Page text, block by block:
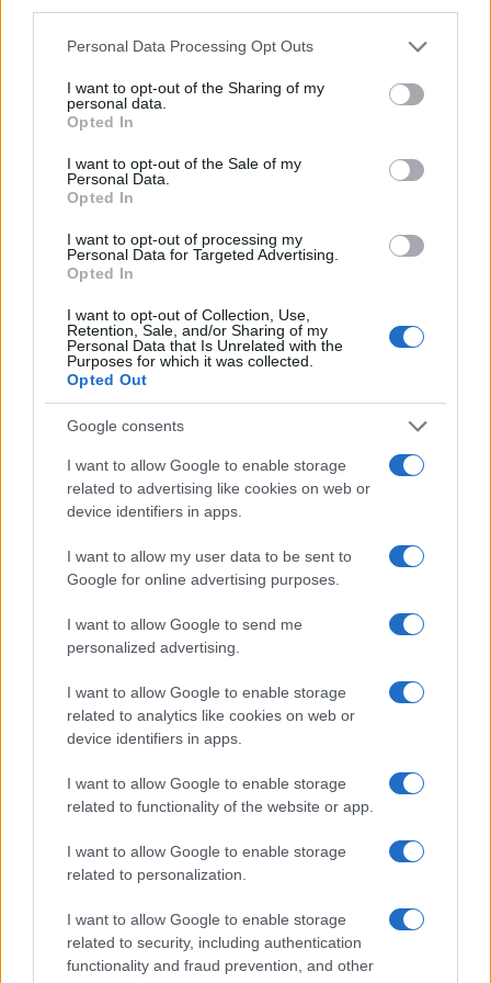
Please note that this website/app uses one or more Google
not limited to your visit or usage behaviour. You may click to
grant or deny consent to Google and its third-party tags to
use your data for below specified purposes in below Google
consent section.
Personal Data Processing Opt Outs
I want to opt-out of the Sharing of my
personal data.
Opted In
I want to opt-out of the Sale of my
Personal Data.
Opted In
I want to opt-out of processing my
Personal Data for Targeted Advertising.
Opted In
I want to opt-out of Collection, Use,
Retention, Sale, and/or Sharing of my
Personal Data that Is Unrelated with the
Purposes for which it was collected.
Opted Out
Google consents
I want to allow Google to enable storage
related to advertising like cookies on web or
device identifiers in apps.
I want to allow my user data to be sent to
Google for online advertising purposes.
I want to allow Google to send me
personalized advertising.
I want to allow Google to enable storage
related to analytics like cookies on web or
device identifiers in apps.
I want to allow Google to enable storage
related to functionality of the website or app.
I want to allow Google to enable storage
related to personalization.
I want to allow Google to enable storage
related to security, including authentication
functionality and fraud prevention, and other
sulla teglia e condito con pomodoro e mozzarella,
cuocere in forno ad alta temperatura per un
incollata alla tradizione?
Non possiamo dimenticare la focaccia, un piatto
versatile che può essere preparato con lievito
acqua, farina e olio, si ottiene un prodotto finale
soffice e gustoso. E che dire dei grissini, tipici di
Torino, perfetti per un aperitivo o come
accompagnamento al pane? Realizzarli con
l’esubero di pasta madre è un gioco da ragazzi!
Conservazione dell’esubero di lievito
madre
Se non hai intenzione di utilizzare immediatamente
senza comprometterne la qualità. Puoi refrigerarlo
o congelarlo, mantenendo sempre un pezzo di
lievito come madre per futuri rinfreschi. Quando
decidi di riutilizzarlo, basta riportarlo a temperatura
ambiente e rinfrescarlo prima di impiegarlo nelle
ricette. Facile, no?